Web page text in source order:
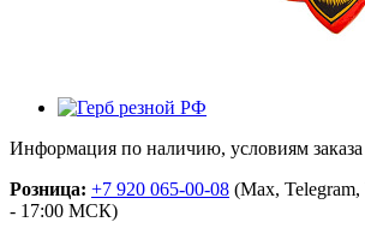
Информация по наличию, условиям
Розница: +7 920 065-00-08 (Max,
- 17:00 МСК)